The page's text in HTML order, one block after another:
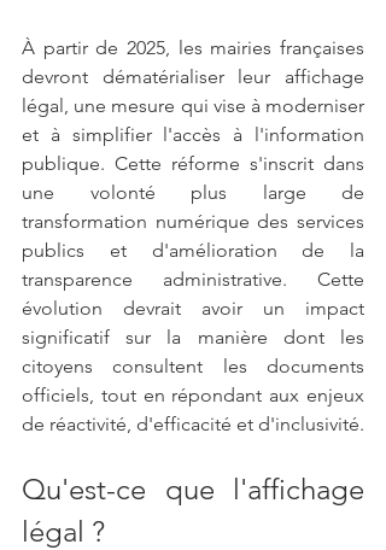
À partir de 2025, les mairies françaises
devront dématérialiser leur affichage
légal, une mesure qui vise à moderniser
et à simplifier l'accès à l'information
publique. Cette réforme s'inscrit dans
une volonté plus large de
transformation numérique des services
publics et d'amélioration de la
transparence administrative. Cette
évolution devrait avoir un impact
significatif sur la manière dont les
citoyens consultent les documents
officiels, tout en répondant aux enjeux
de réactivité, d'efficacité et d'inclusivité.
Qu'est-ce que l'affichage
légal ?